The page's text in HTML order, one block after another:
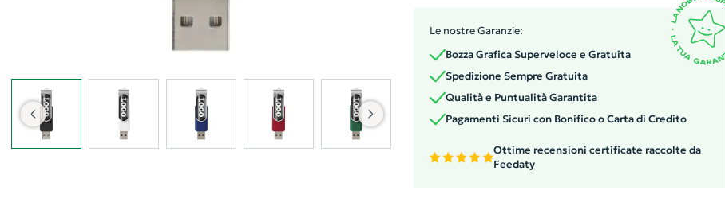
compenso SIAE. Un gadget che combina funzionalità ed
estetica!
Le nostre Garanzie:
Bozza Grafica Superveloce e Gratuita
Spedizione Sempre Gratuita
Qualità e Puntualità Garantita
Pagamenti Sicuri con Bonifico o Carta di Credito
Ottime recensioni certificate raccolte da
Feedaty